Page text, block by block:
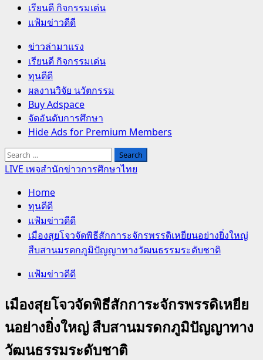
เรียนดี กิจกรรมเด่น
แฟ้มข่าวดีดี
Primary
Menu
ข่าวล่ามาแรง
เรียนดี กิจกรรมเด่น
ทุนดีดี
ผลงานวิจัย นวัตกรรม
Buy Adspace
จัดอันดับการศึกษา
Hide Ads for Premium Members
Search
for:
LIVE เพจสำนักข่าวการศึกษาไทย
Home
ทุนดีดี
แฟ้มข่าวดีดี
เมืองสุยโจวจัดพิธีสักการะจักรพรรดิเหยียนอย่างยิ่งใหญ่
สืบสานมรดกภูมิปัญญาทางวัฒนธรรมระดับชาติ
แฟ้มข่าวดีดี
เมืองสุยโจวจัดพิธีสักการะจักรพรรดิเหยีย
นอย่างยิ่งใหญ่ สืบสานมรดกภูมิปัญญาทาง
วัฒนธรรมระดับชาติ